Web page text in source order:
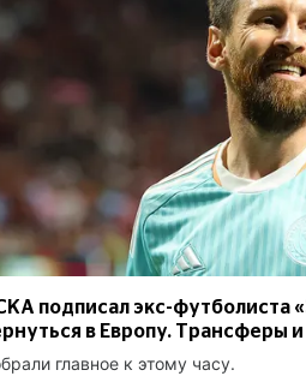
подписал экс-футболиста
в Европу. Трансферы
главное к этому часу.